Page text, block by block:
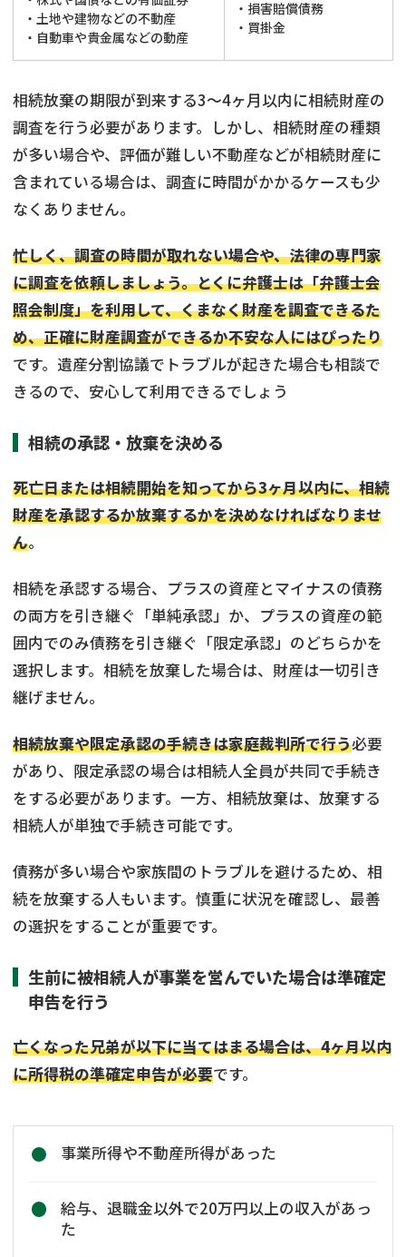
・土地や建物などの不動産
・自動車や貴金属などの動産
・損害賠償債務
・買掛金
相続放棄の期限が到来する3〜4ヶ月以内に相続財産の
調査を行う必要があります。しかし、相続財産の種類
が多い場合や、評価が難しい不動産などが相続財産に
含まれている場合は、調査に時間がかかるケースも少
なくありません。
忙しく、調査の時間が取れない場合や、法律の専門家
に調査を依頼しましょう。とくに弁護士は「弁護士会
照会制度」を利用して、くまなく財産を調査できるた
め、正確に財産調査ができるか不安な人にはぴったり
です。遺産分割協議でトラブルが起きた場合も相談で
きるので、安心して利用できるでしょう
相続の承認・放棄を決める
死亡日または相続開始を知ってから3ヶ月以内に、相続
財産を承認するか放棄するかを決めなければなりませ
ん。
相続を承認する場合、プラスの資産とマイナスの債務
の両方を引き継ぐ「単純承認」か、プラスの資産の範
囲内でのみ債務を引き継ぐ「限定承認」のどちらかを
選択します。相続を放棄した場合は、財産は一切引き
継げません。
相続放棄や限定承認の手続きは家庭裁判所で行う必要
があり、限定承認の場合は相続人全員が共同で手続き
をする必要があります。一方、相続放棄は、放棄する
相続人が単独で手続き可能です。
債務が多い場合や家族間のトラブルを避けるため、相
続を放棄する人もいます。慎重に状況を確認し、最善
の選択をすることが重要です。
生前に被相続人が事業を営んでいた場合は準確定
申告を行う
亡くなった兄弟が以下に当てはまる場合は、4ヶ月以内
に所得税の準確定申告が必要です。
事業所得や不動産所得があった
給与、退職金以外で20万円以上の収入があっ
た